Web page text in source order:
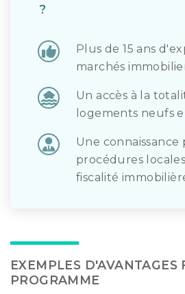
?
Plus de 15 ans
marchés
Un accès à la
logements neufs
Une connaissance
procédures
fiscalité
EXEMPLES D'AVANTAGES
PROGRAMME